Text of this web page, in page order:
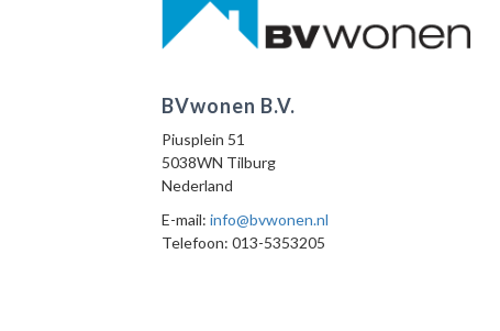
BVwonen B.V.
Piusplein 51
5038WN Tilburg
Nederland
E-mail: info@bvwonen.nl
Telefoon: 013-5353205